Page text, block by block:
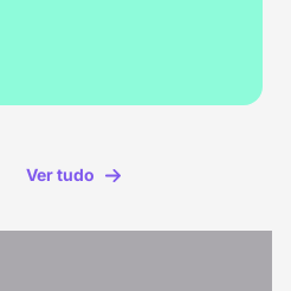
Ver tudo